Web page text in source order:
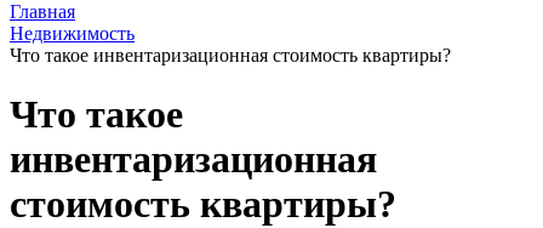
Главная
Недвижимость
Что такое инвентаризационная стоимость квартиры?
Что такое
инвентаризационная
стоимость квартиры?